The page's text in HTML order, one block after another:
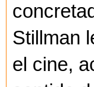
Stillman
el cine,